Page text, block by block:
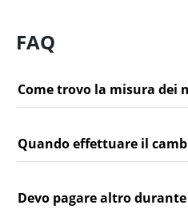
FAQ
Come trovo la misura dei
Quando effettuare il
Devo pagare altro